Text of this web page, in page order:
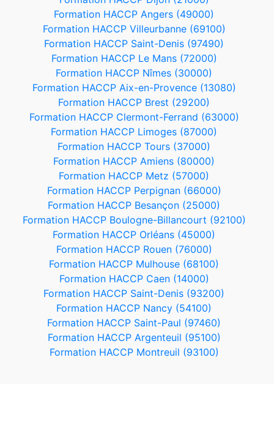
Formation HACCP Angers (49000)
Formation HACCP Villeurbanne (69100)
Formation HACCP Saint-Denis (97490)
Formation HACCP Le Mans (72000)
Formation HACCP Nîmes (30000)
Formation HACCP Aix-en-Provence (13080)
Formation HACCP Brest (29200)
Formation HACCP Clermont-Ferrand (63000)
Formation HACCP Limoges (87000)
Formation HACCP Tours (37000)
Formation HACCP Amiens (80000)
Formation HACCP Metz (57000)
Formation HACCP Perpignan (66000)
Formation HACCP Besançon (25000)
Formation HACCP Boulogne-Billancourt (92100)
Formation HACCP Orléans (45000)
Formation HACCP Rouen (76000)
Formation HACCP Mulhouse (68100)
Formation HACCP Caen (14000)
Formation HACCP Saint-Denis (93200)
Formation HACCP Nancy (54100)
Formation HACCP Saint-Paul (97460)
Formation HACCP Argenteuil (95100)
Formation HACCP Montreuil (93100)